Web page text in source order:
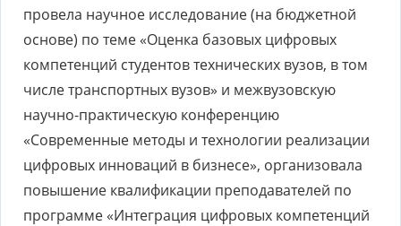
провела научное исследование (на бюджетной
основе) по теме «Оценка базовых цифровых
компетенций студентов технических вузов, в том
числе транспортных вузов» и межвузовскую
научно-практическую конференцию
«Современные методы и технологии реализации
цифровых инноваций в бизнесе», организовала
повышение квалификации преподавателей по
программе «Интеграция цифровых компетенций